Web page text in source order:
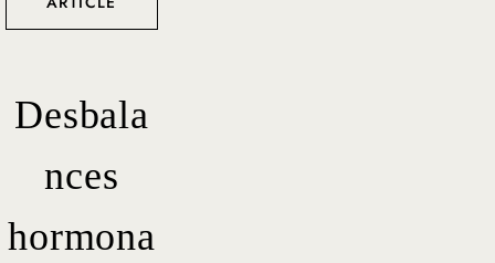
Desbala
nces
hormona